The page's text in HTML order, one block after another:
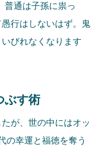
普通は子孫に祟っ
行はしないはず。鬼
びれなくなります
ぶす術
が、世の中にはオッ
の幸運と福徳を奪う